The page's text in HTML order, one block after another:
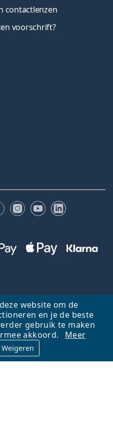
website om de
en je de beste
gebruik te maken
akkoord.
Meer
Weigeren
contactlenzen
voorschrift?
FacebookInstagram
YouTubeLinkedIn
Ga omhoog